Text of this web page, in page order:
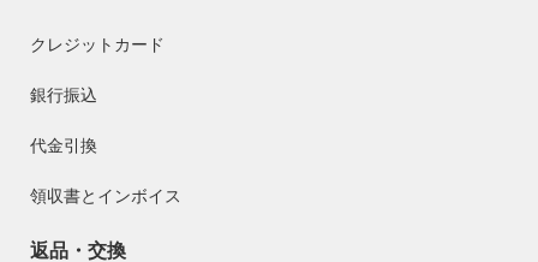
クレジットカード
銀行振込
代金引換
領収書とインボイス
返品・交換